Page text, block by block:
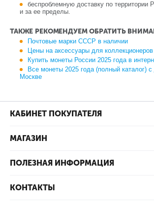
беспроблемную доставку по территории
и за ее пределы.
ТАКЖЕ РЕКОМЕНДУЕМ ОБРАТИТЬ
Почтовые марки СССР в наличии
Цены на аксессуары для
Купить монеты России 2025 года в
Все монеты 2025 года (полный каталог) с
Москве
КАБИНЕТ ПОКУПАТЕЛЯ
МАГАЗИН
ПОЛЕЗНАЯ ИНФОРМАЦИЯ
КОНТАКТЫ